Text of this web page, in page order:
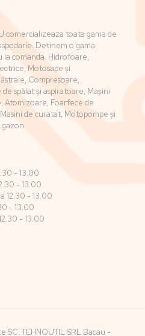
comercializeaza toata gama de
Detinem o gama
la comanda. Hidrofoare,
Motosape și
Compresoare,
spălat și aspiratoare, Mașini
Atomizoare, Foarfece de
de curatat, Motopompe și
- 13.00
- 13.00
12.30 - 13.00
- 13.00
- 13.00
TEHNOUTIL SRL Bacau -